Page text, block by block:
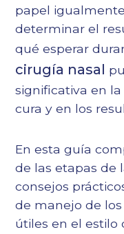
papel
determinar el
qué esperar
cirugía nasal
significativa en
cura y en los
En esta guía
de las etapas de
consejos
de manejo de
útiles en el estilo